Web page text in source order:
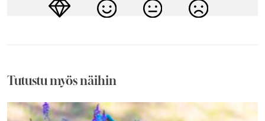
Tutustu myös näihin